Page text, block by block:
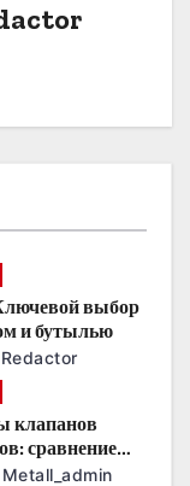
выбор
и бутылью
Redactor
клапанов
сравнение
Metall_admin